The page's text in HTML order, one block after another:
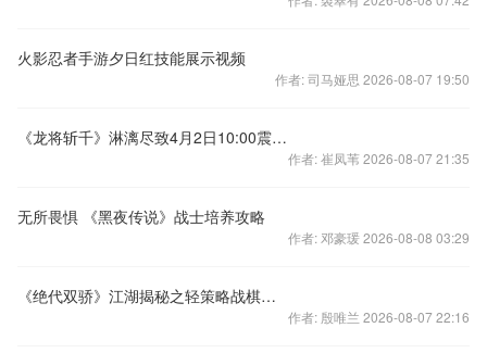
火影忍者手游夕日红技能展示视频
作者: 司马娅思 2026-08-07 19:50
《龙将斩千》淋漓尽致4月2日10:00震撼开启
作者: 崔凤苇 2026-08-07 21:35
无所畏惧 《黑夜传说》战士培养攻略
作者: 邓豪瑗 2026-08-08 03:29
《绝代双骄》江湖揭秘之轻策略战棋玩法无限创意组合
作者: 殷唯兰 2026-08-07 22:16